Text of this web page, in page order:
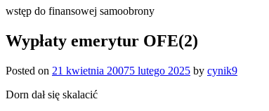
wstęp do finansowej samoobrony
Wypłaty emerytur OFE(2)
Posted on 21 kwietnia 20075 lutego 2025 by cynik9
Dorn dał się skalacić